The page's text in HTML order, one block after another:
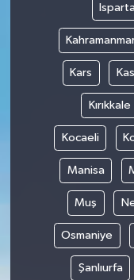
Kars
Kırıkkale
Kocaeli
Manisa
Muş
Osmaniye
Şanlıurfa